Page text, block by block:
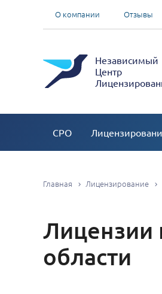
О компании Отзывы
Независимый
Центр
СРО
Главная Лицензирование
Лицензии
области